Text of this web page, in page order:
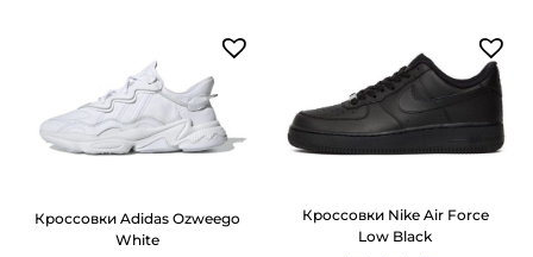
r
F
r
Кроссовки Adidas Ozweego
White
Кроссовки Nike Air Force
Low Black